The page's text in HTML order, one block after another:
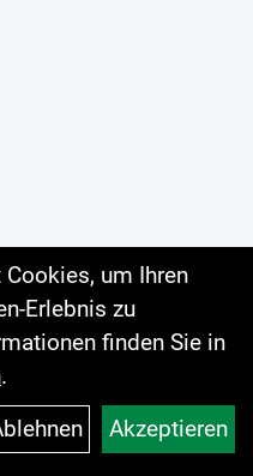
um Ihren
Erlebnis zu
finden Sie in
.
Akzeptieren
Auftrag widerrufen